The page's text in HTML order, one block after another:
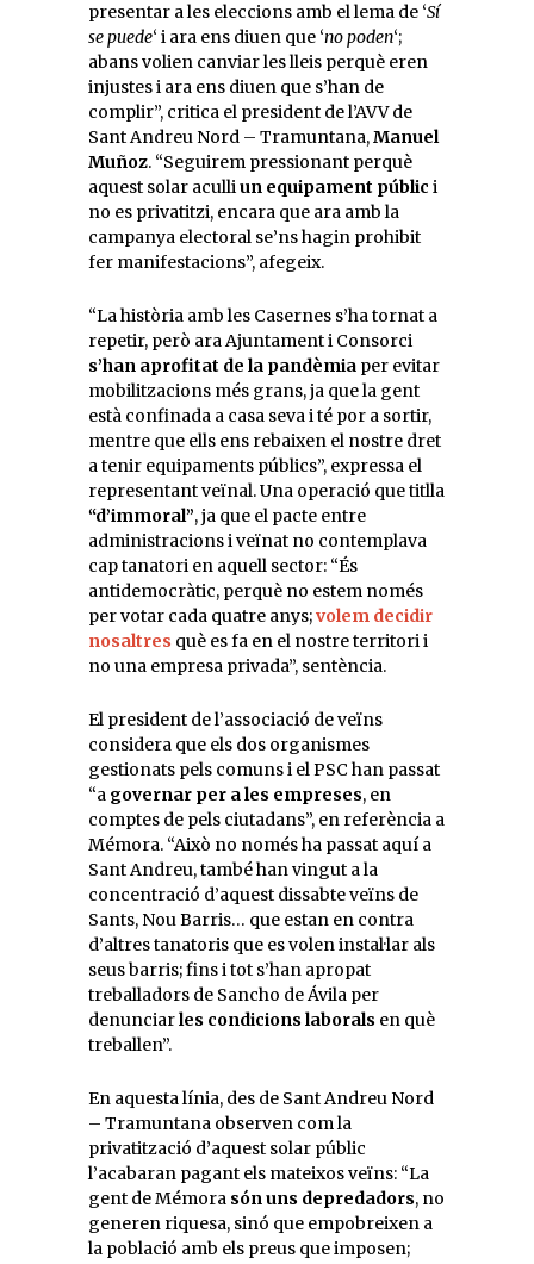
presentar a les eleccions amb el lema de ‘Sí
se puede‘ i ara ens diuen que ‘no poden‘;
abans volien canviar les lleis perquè eren
injustes i ara ens diuen que s’han de
complir”, critica el president de l’AVV de
Sant Andreu Nord – Tramuntana,Manuel
Muñoz. “Seguirem pressionant perquè
aquest solar aculliun equipament públic i
no es privatitzi, encara que ara amb la
campanya electoral se’ns hagin prohibit
fer manifestacions”, afegeix.
“La història amb les Casernes s’ha tornat a
repetir, però ara Ajuntament i Consorci
s’han aprofitat de la pandèmia per evitar
mobilitzacions més grans, ja que la gent
està confinada a casa seva i té por a sortir,
mentre que ells ens rebaixen el nostre dret
a tenir equipaments públics”, expressa el
representant veïnal. Una operació que titlla
“d’immoral”, ja que el pacte entre
administracions i veïnat no contemplava
cap tanatori en aquell sector: “És
antidemocràtic, perquè no estem només
per votar cada quatre anys;volem decidir
nosaltres què es fa en el nostre territori i
no una empresa privada”, sentència.
El president de l’associació de veïns
considera que els dos organismes
gestionats pels comuns i el PSC han passat
“a governar per a les empreses, en
comptes de pels ciutadans”, en referència a
Mémora. “Això no només ha passat aquí a
Sant Andreu, també han vingut a la
concentració d’aquest dissabte veïns de
Sants, Nou Barris… que estan en contra
d’altres tanatoris que es volen instal·lar als
seus barris; fins i tot s’han apropat
treballadors de Sancho de Ávila per
denunciarles condicions laborals en què
treballen”.
En aquesta línia, des de Sant Andreu Nord
– Tramuntana observen com la
privatització d’aquest solar públic
l’acabaran pagant els mateixos veïns: “La
gent de Mémora són uns depredadors, no
generen riquesa, sinó que empobreixen a
la població amb els preus que imposen;